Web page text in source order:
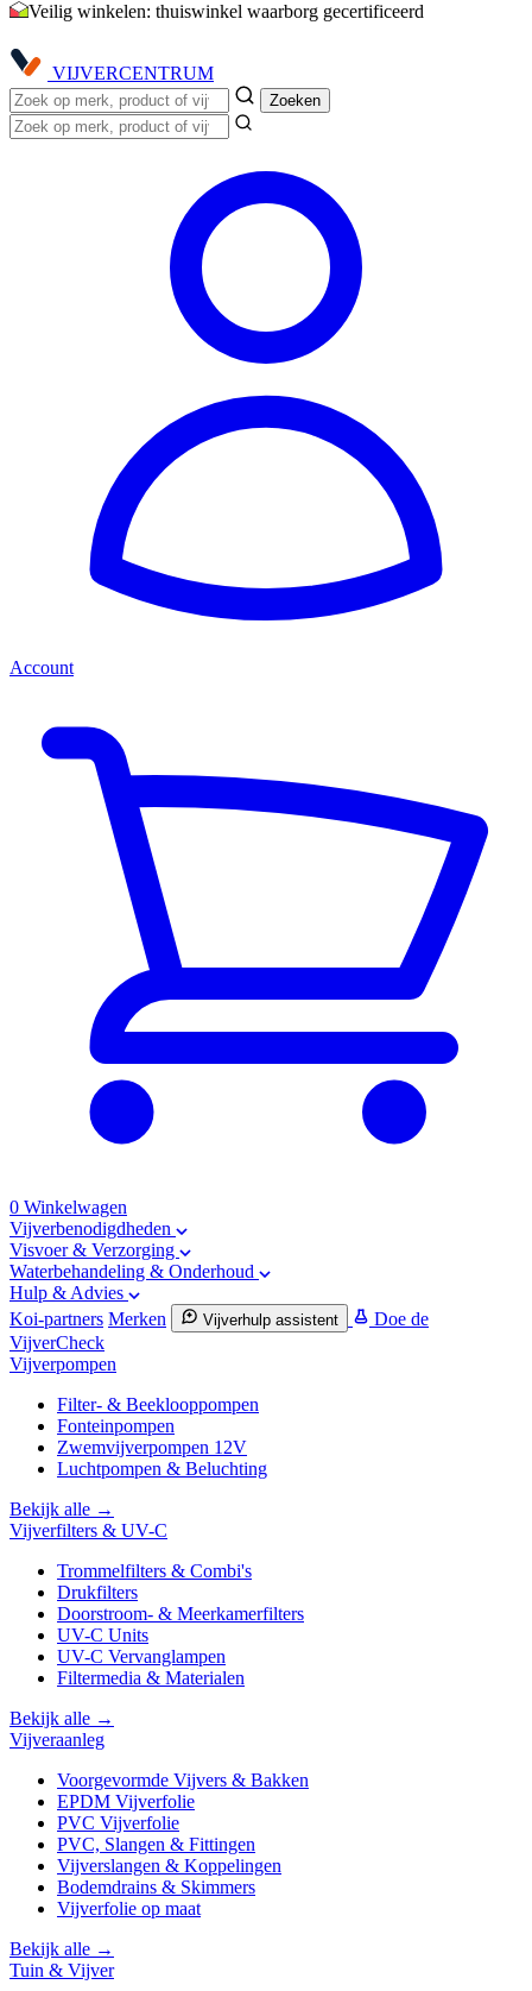
Veilig winkelen: thuiswinkel waarborg gecertificeerd
VIJVERCENTRUM
Zoeken
Account
0 Winkelwagen
Vijverbenodigdheden
Visvoer & Verzorging
Waterbehandeling & Onderhoud
Hulp & Advies
Koi-partners Merken Vijverhulp assistent
Doe de
VijverCheck
Vijverpompen
Filter- & Beeklooppompen
Fonteinpompen
Zwemvijverpompen 12V
Luchtpompen & Beluchting
Bekijk alle →
Vijverfilters & UV-C
Trommelfilters & Combi's
Drukfilters
Doorstroom- & Meerkamerfilters
UV-C Units
UV-C Vervanglampen
Filtermedia & Materialen
Bekijk alle →
Vijveraanleg
Voorgevormde Vijvers & Bakken
EPDM Vijverfolie
PVC Vijverfolie
PVC, Slangen & Fittingen
Vijverslangen & Koppelingen
Bodemdrains & Skimmers
Vijverfolie op maat
Bekijk alle →
Tuin & Vijver